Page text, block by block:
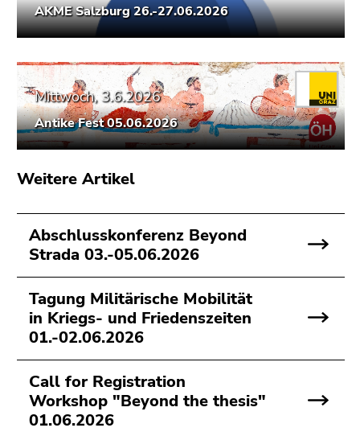
AKME Salzburg 26.-27.06.2026
Mittwoch, 3.6.2026
Antike Fest 05.06.2026
Weitere Artikel
Abschlusskonferenz Beyond
Strada 03.-05.06.2026
Tagung Militärische Mobilität
in Kriegs- und Friedenszeiten
01.-02.06.2026
Call for Registration
Workshop "Beyond the thesis"
01.06.2026